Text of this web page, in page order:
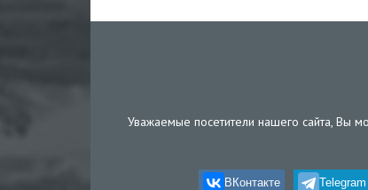
Уважаемые посетители нашего сайта, Вы
ВКонтакте Telegram